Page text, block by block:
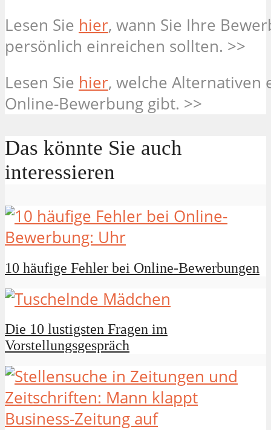
Lesen Sie hier, wann Sie Ihre
persönlich einreichen sollten. >>
Lesen Sie hier, welche Alternativen
Online-Bewerbung gibt. >>
Das könnte Sie auch
interessieren
10 häufige Fehler bei Online-Bewerbungen
Die 10 lustigsten Fragen im
Vorstellungsgespräch